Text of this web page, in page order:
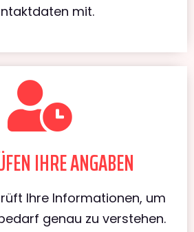
mit.
IHRE ANGABEN
Ihre Informationen, um
genau zu verstehen.